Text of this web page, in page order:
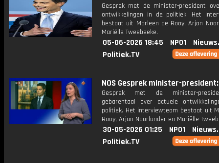
Gesprek met de minister-president
ontwikkelingen in de politiek. Het
bestaat uit Marleen de Rooy, Arjan
Mariëlle Tweebeeke.
05-06-2026 18:45 NPO1
Politiek.TV
NOS Gesprek minister-
Gesprek met de minister-
gebarentaal over actuele
politiek. Het interviewteam bestaat uit
Rooy, Arjan Noorlander en Mariëlle
30-05-2026 01:25 NPO1
Politiek.TV